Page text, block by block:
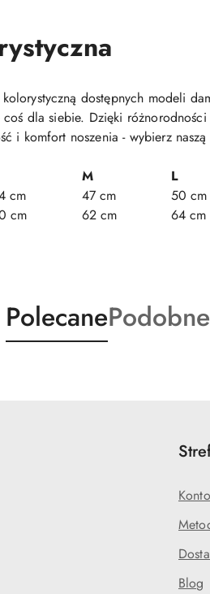
dostępnych modeli
coś dla siebie. Dzięki
i komfort noszenia - wybierz
M L
cm 47 cm 50 cm
cm 62 cm 64 cm
Produkty
o
PolecaneProdukty
o
Blog